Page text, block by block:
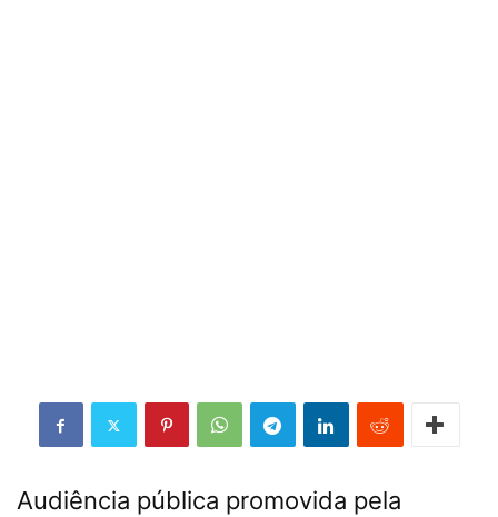
Audiência pública promovida pela